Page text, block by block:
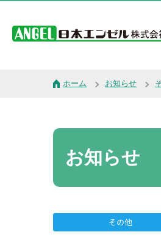
ホーム お知らせ
お知らせ
その他